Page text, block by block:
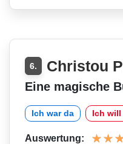
6. Christou
Eine magische
Ich war da Ich will
Auswertung: